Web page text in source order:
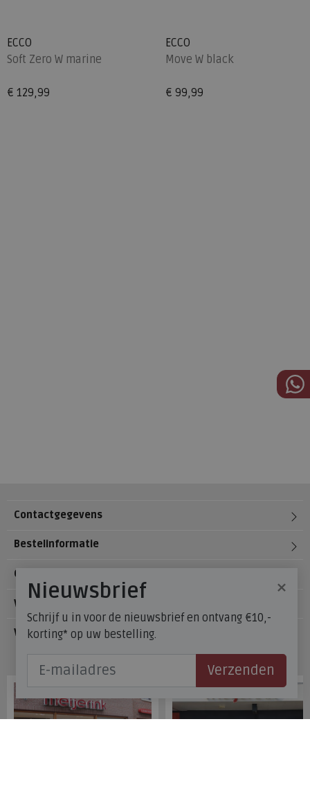
ECCO
Soft Zero W marine
€ 129,99
ECCO
Move W black
€ 99,99
Contactgegevens
Bestelinformatie
Over Meijerink Schoenen
Voetzorg
Veelgestelde vragen
×
Nieuwsbrief
Schrijf u in voor de nieuwsbrief en ontvang €10,-
korting* op uw bestelling.
Verzenden